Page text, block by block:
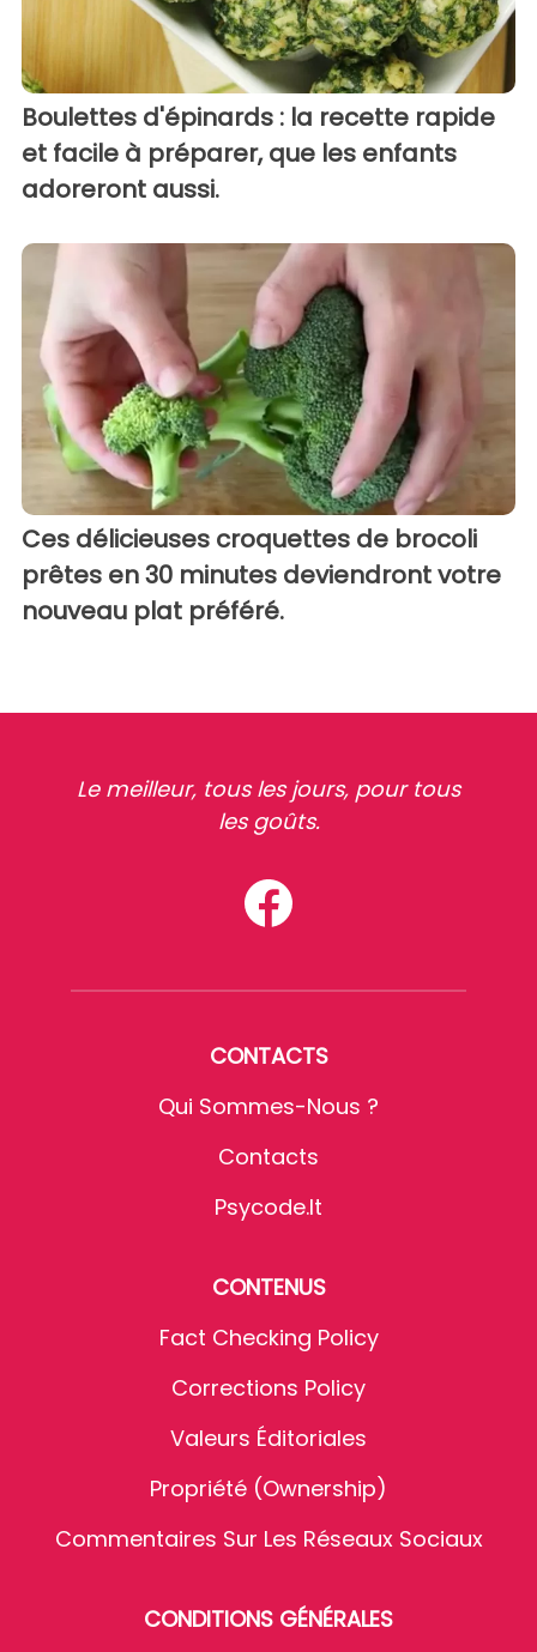
Boulettes d'épinards : la recette rapide
et facile à préparer, que les enfants
adoreront aussi.
Ces délicieuses croquettes de brocoli
prêtes en 30 minutes deviendront votre
nouveau plat préféré.
Le meilleur, tous les jours, pour tous
les goûts.
CONTACTS
Qui Sommes-Nous ?
Contacts
Psycode.it
CONTENUS
Fact Checking Policy
Corrections Policy
Valeurs Éditoriales
Propriété (Ownership)
Commentaires Sur Les Réseaux Sociaux
CONDITIONS GÉNÉRALES